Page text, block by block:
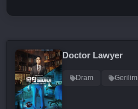
Doctor Lawyer
Dram Gerilim